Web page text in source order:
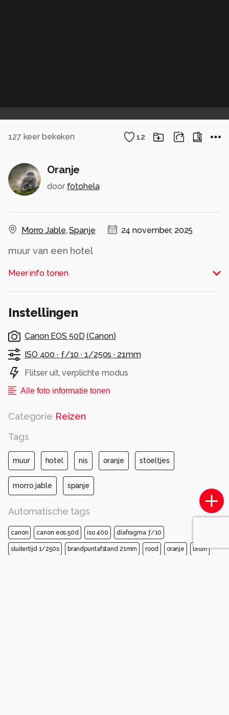
127 keer bekeken 12
Oranje
door fotohela
Morro Jable,Spanje 24 november, 2025
muur van een hotel
Alle rechten voorbehouden
Meer info tonen
Instellingen
Canon EOS 50D (Canon)
ISO 400 · ƒ/10 · 1/250s · 21mm
Flitser uit, verplichte modus
Alle foto informatie tonen
Categorie Reizen
Tags
muur hotel nis oranje stoeltjes
morro jable spanje
Automatische tags
canon canon eos 50d iso 400 diafragma ƒ/10
sluitertijd 1/250s brandpuntafstand 21mm rood oranje bruin